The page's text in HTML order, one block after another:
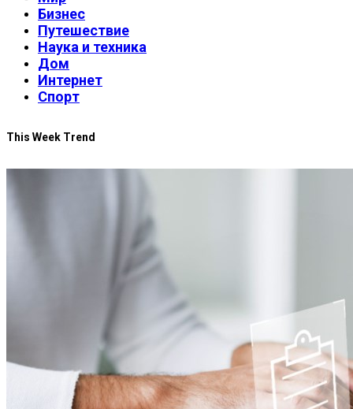
Бизнес
Путешествие
Наука и техника
Дом
Интернет
Спорт
This Week Trend